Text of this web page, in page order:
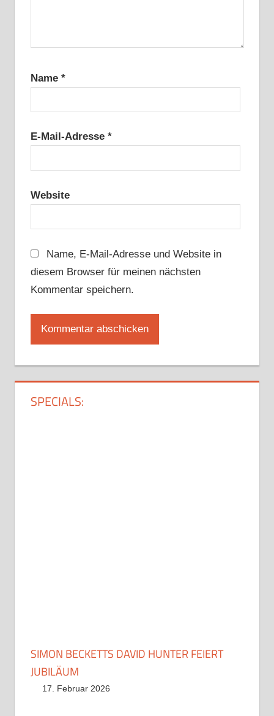
Name *
E-Mail-Adresse *
Website
Name, E-Mail-Adresse und Website in
diesem Browser für meinen nächsten
Kommentar speichern.
SPECIALS:
SIMON BECKETTS DAVID HUNTER FEIERT
JUBILÄUM
17. Februar 2026